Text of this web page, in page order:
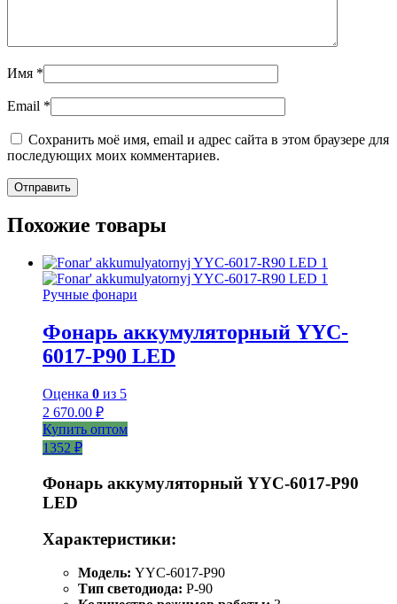
Имя *
Email *
Сохранить моё имя, email и адрес сайта в этом браузере для
последующих моих комментариев.
Похожие товары
Ручные фонари
Фонарь аккумуляторный YYC-
6017-Р90 LED
Оценка 0 из 5
2 670.00 ₽
Купить оптом
1352 ₽
Фонарь аккумуляторный YYC-6017-P90
LED
Характеристики:
Модель: YYC-6017-P90
Тип светодиода: P-90